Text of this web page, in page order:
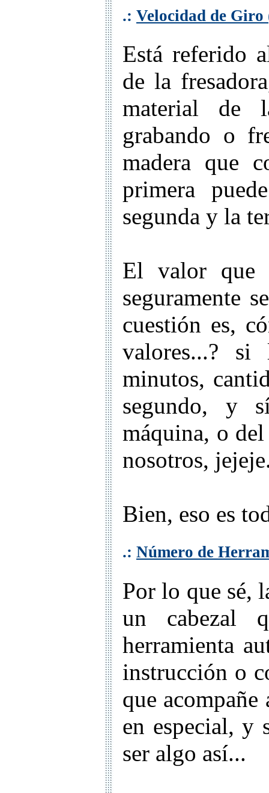
.: Velocidad de Giro
Está referido
de la
material de
grabando o
madera que
primera
segunda y la
El valor que
seguramente
cuestión es,
valores...?
minutos,
segundo, y
máquina, o
nosotros,
Bien, eso es
.: Número de
Por lo que sé,
un cabezal
herramienta
instrucción o
que
en especial, y
ser algo así...